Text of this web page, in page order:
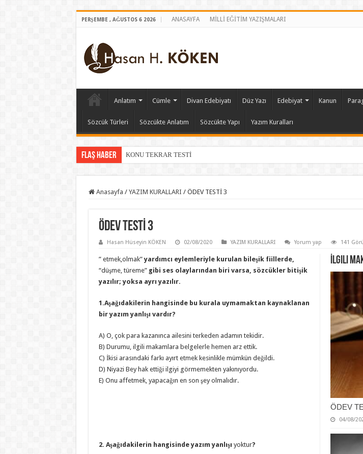
PERŞEMBE , AĞUSTOS 6 2026 ANASAYFA MİLLİ EĞİTİM YAZIŞMALARI
Anlatım Cümle Divan Edebiyatı Düz Yazı Edebiyat Kanun
Sözcük Türleri Sözcükte Anlatım Sözcükte Yapı Yazım Kuralları
Flaş Haber KONU TEKRAR TESTİ
Anasayfa / YAZIM KURALLARI / ÖDEV TESTİ 3
ÖDEV TESTİ 3
Hasan Hüseyin KÖKEN 02/08/2020 YAZIM KURALLARI Yorum yap 141
İlgili
ÖDEV
04/08/
” etmek,olmak”yardımcı eylemleriyle kurulan bileşik fiillerde,
“düşme, türeme” gibi ses olaylarından biri varsa, sözcükler bitişik
yazılır; yoksa ayrı yazılır.
1.Aşağıdakilerin hangisinde bu kurala uymamaktan kaynaklanan
bir yazım yanlışı vardır?
A) O, çok para kazanınca ailesini terkeden adamın tekidir.
B) Durumu, ilgili makamlara belgelerle hemen arz ettik.
C) İkisi arasındaki farkı ayırt etmek kesinlikle mümkün değildi.
D) Niyazi Bey hak ettiği ilgiyi görmemekten yakınıyordu.
E) Onu affetmek, yapacağın en son şey olmalıdır.
2. Aşağıdakilerin hangisinde yazım yanlışı yoktur?